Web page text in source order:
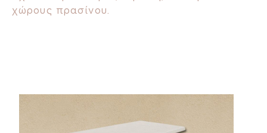
χώρους πρασίνου.